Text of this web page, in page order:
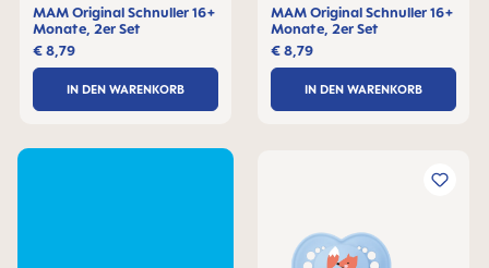
MAM Original Schnuller 16+
Monate, 2er Set
€ 8,79
IN DEN WARENKORB
MAM Original Schnuller 16+
Monate, 2er Set
€ 8,79
IN DEN WARENKORB